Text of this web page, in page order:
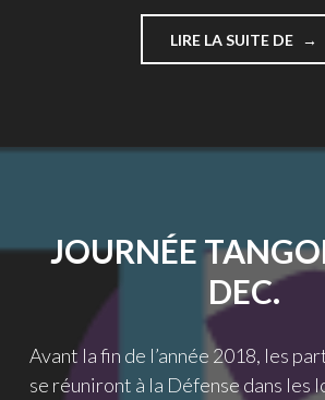
LIRE LA SUITE DE
JOURNÉE
DEC.
Avant la fin de l’année 2018, les
se réuniront à la Défense dans les